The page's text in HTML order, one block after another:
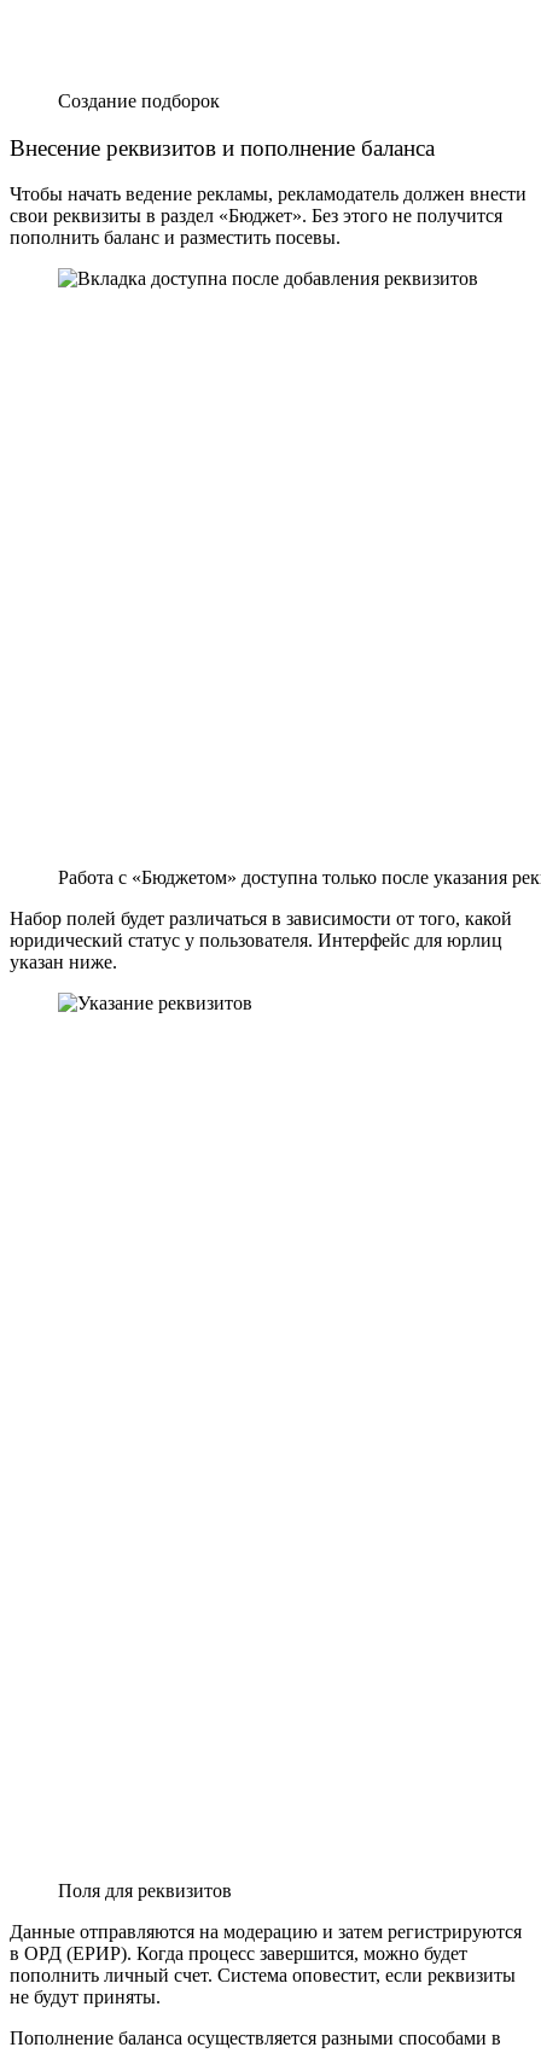
Создание подборок
Внесение реквизитов и пополнение баланса
Чтобы начать ведение рекламы, рекламодатель должен внести
свои реквизиты в раздел «Бюджет». Без этого не получится
пополнить баланс и разместить посевы.
Работа с «Бюджетом» доступна только после указания
Набор полей будет различаться в зависимости от того, какой
юридический статус у пользователя. Интерфейс для юрлиц
указан ниже.
Поля для реквизитов
Данные отправляются на модерацию и затем регистрируются
в ОРД (ЕРИР). Когда процесс завершится, можно будет
пополнить личный счет. Система оповестит, если реквизиты
не будут приняты.
Пополнение баланса осуществляется разными способами в